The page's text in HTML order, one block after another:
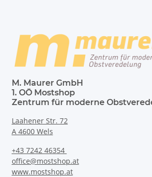
M. Maurer GmbH
1. OÖ Mostshop
Zentrum für moderne
Laahener Str. 72
A 4600 Wels
+43 7242 46354
office@mostshop.at
www.mostshop.at